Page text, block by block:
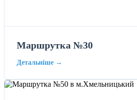
Маршрутка №30
Детальніше →